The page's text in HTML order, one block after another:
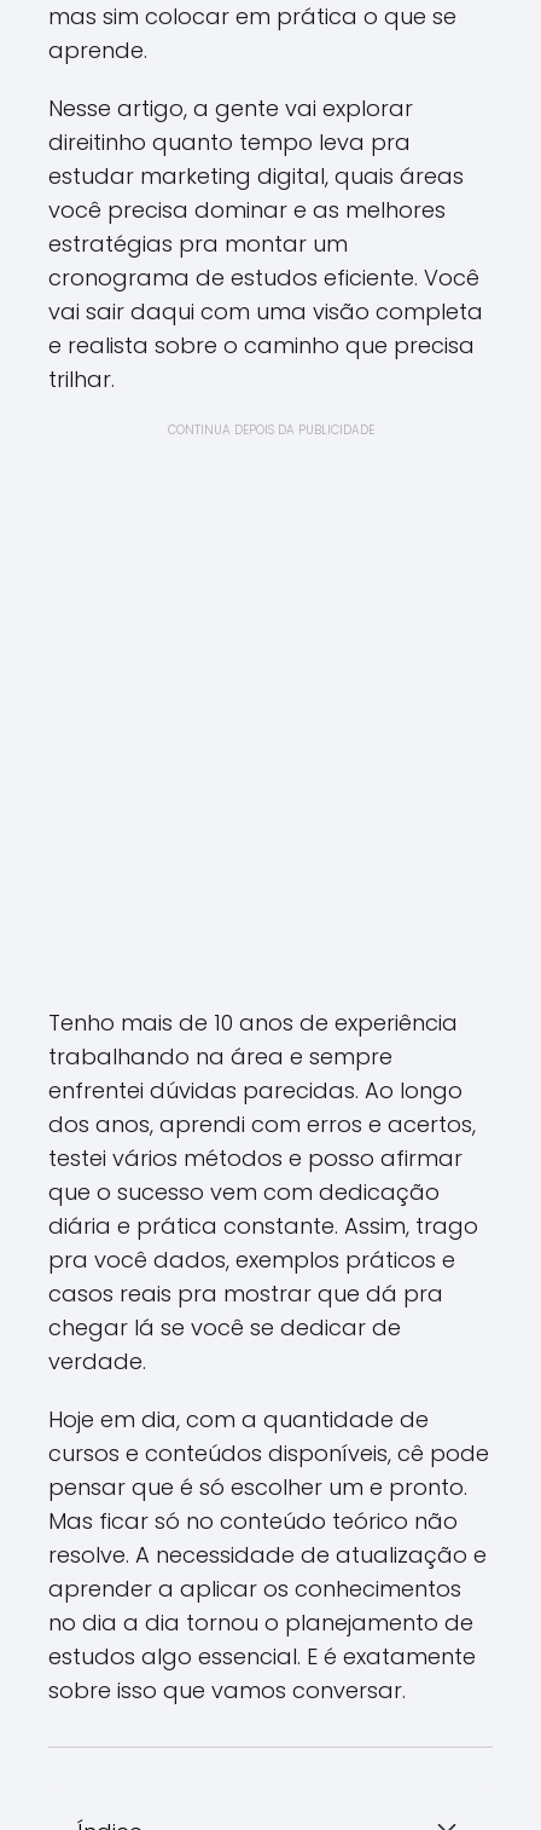
mas sim colocar em prática o que se
aprende.
Nesse artigo, a gente vai explorar
direitinho quanto tempo leva pra
estudar marketing digital, quais áreas
você precisa dominar e as melhores
estratégias pra montar um
cronograma de estudos eficiente. Você
vai sair daqui com uma visão completa
e realista sobre o caminho que precisa
trilhar.
CONTINUA DEPOIS DA PUBLICIDADE
Tenho mais de 10 anos de experiência
trabalhando na área e sempre
enfrentei dúvidas parecidas. Ao longo
dos anos, aprendi com erros e acertos,
testei vários métodos e posso afirmar
que o sucesso vem com dedicação
diária e prática constante. Assim, trago
pra você dados, exemplos práticos e
casos reais pra mostrar que dá pra
chegar lá se você se dedicar de
verdade.
Hoje em dia, com a quantidade de
cursos e conteúdos disponíveis, cê pode
pensar que é só escolher um e pronto.
Mas ficar só no conteúdo teórico não
resolve. A necessidade de atualização e
aprender a aplicar os conhecimentos
no dia a dia tornou o planejamento de
estudos algo essencial. E é exatamente
sobre isso que vamos conversar.